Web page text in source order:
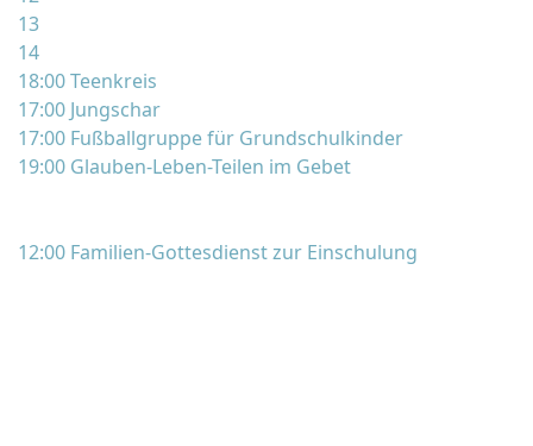
13
14
18:00 Teenkreis
17:00 Jungschar
17:00 Fußballgruppe für Grundschulkinder
19:00 Glauben-Leben-Teilen im Gebet
12:00 Familien-Gottesdienst zur Einschulung